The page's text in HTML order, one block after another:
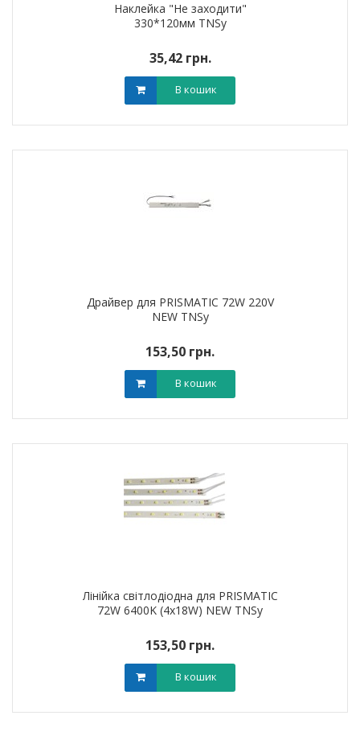
Наклейка "Не заходити"
330*120мм TNSy
35,42 грн.
В кошик
Драйвер для PRISMATIC 72W 220V
NEW TNSy
153,50 грн.
В кошик
Лінійка світлодіодна для PRISMATIC
72W 6400K (4х18W) NEW TNSy
153,50 грн.
В кошик